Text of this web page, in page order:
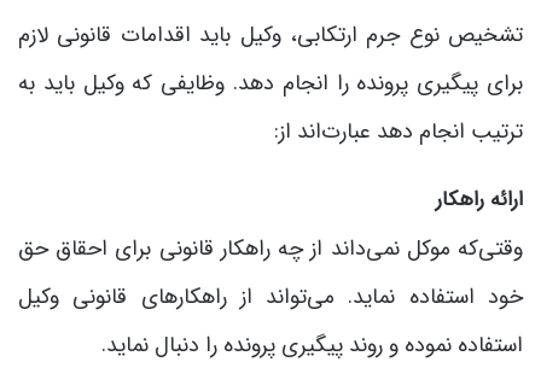
تشخیص نوع جرم ارتکابی، وکیل باید اقدامات قانونی لازم
برای پیگیری پرونده را انجام دهد. وظایفی که وکیل باید به
ترتیب انجام دهد عبارت‌اند از:
ارائه راهکار
وقتی‌که موکل نمی‌داند از چه راهکار قانونی برای احقاق حق
خود استفاده نماید. می‌تواند از راهکارهای قانونی وکیل
استفاده نموده و روند پیگیری پرونده را دنبال نماید.